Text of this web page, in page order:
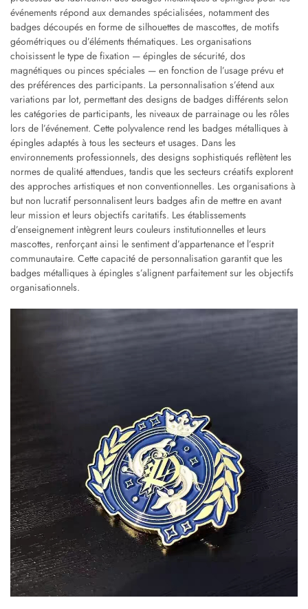
événements répond aux demandes spécialisées, notamment des
badges découpés en forme de silhouettes de mascottes, de motifs
géométriques ou d’éléments thématiques. Les organisations
choisissent le type de fixation — épingles de sécurité, dos
magnétiques ou pinces spéciales — en fonction de l’usage prévu et
des préférences des participants. La personnalisation s’étend aux
variations par lot, permettant des designs de badges différents selon
les catégories de participants, les niveaux de parrainage ou les rôles
lors de l’événement. Cette polyvalence rend les badges métalliques à
épingles adaptés à tous les secteurs et usages. Dans les
environnements professionnels, des designs sophistiqués reflètent les
normes de qualité attendues, tandis que les secteurs créatifs explorent
des approches artistiques et non conventionnelles. Les organisations à
but non lucratif personnalisent leurs badges afin de mettre en avant
leur mission et leurs objectifs caritatifs. Les établissements
d’enseignement intègrent leurs couleurs institutionnelles et leurs
mascottes, renforçant ainsi le sentiment d’appartenance et l’esprit
communautaire. Cette capacité de personnalisation garantit que les
badges métalliques à épingles s’alignent parfaitement sur les objectifs
organisationnels.